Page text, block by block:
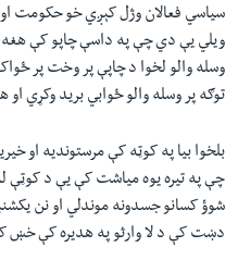
سياسي فعالان وژل کېږي خو حکومت او
ويلي یې دي چې په داسې چاپو کې
وسله والو لخوا د چاپې پر وخت پر
توګه پر وسله والو ځوابي بريد وکړي
بلخوا بيا په کوټه کې مرستونديه او
چې په تيره يوه مياشت کې يې د کوټې
شوؤ کسانو جسدونه موندلي او نن
دښت کې د لا وارثو په هديره کې خښ